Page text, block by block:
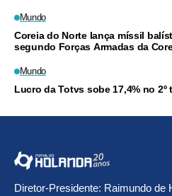
Mundo
Coreia do Norte lança míssil
segundo Forças Armadas da
Mundo
Lucro da Totvs sobe 17,4% no 2º
Diretor-Presidente: Raimundo de